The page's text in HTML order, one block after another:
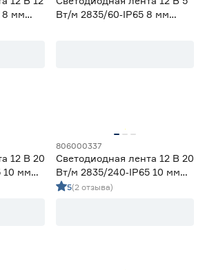
Ещё 11
(Ra)
8 мм
Вт/м 2835/60‑IP65 8 мм
12 В 20
10 мм
806000337
Светодиодная лента 12 В 20
Вт/м 2835/240‑IP65 10 мм
холодный 5 м Geniled
5(2 отзыва)